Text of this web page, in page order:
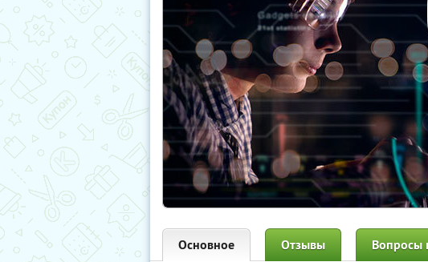
Основное Отзывы Вопросы